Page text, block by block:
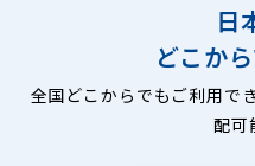
日
どこか
全国どこからでもご利用で
配可